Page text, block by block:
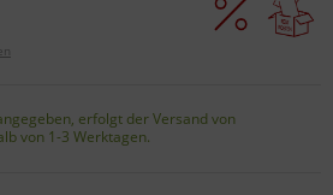
erfolgt der Versand von
von 1-3 Werktagen.